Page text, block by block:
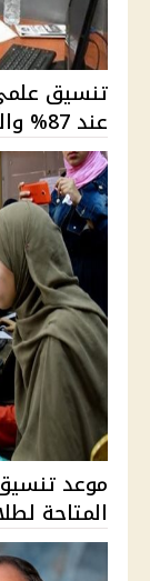
عند 87% والحاسبات 83% وأماكن بال...
المتاحة